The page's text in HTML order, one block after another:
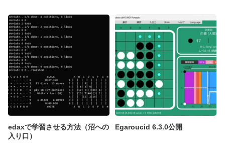
edaxで学習させる方法（沼への
入り口）
Egaroucid 6.3.0公開